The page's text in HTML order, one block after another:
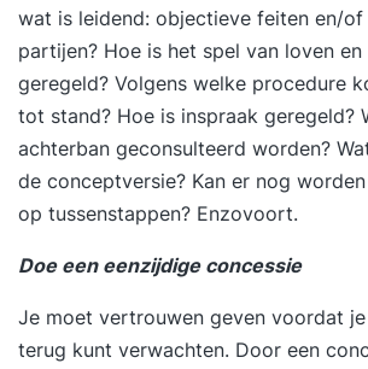
wat is leidend: objectieve feiten en/of
partijen? Hoe is het spel van loven en
geregeld? Volgens welke procedure
tot stand? Hoe is inspraak geregeld?
achterban geconsulteerd worden?
de conceptversie? Kan er nog
op tussenstappen? Enzovoort.
Doe een eenzijdige concessie
Je moet vertrouwen geven voordat
terug kunt verwachten. Door een